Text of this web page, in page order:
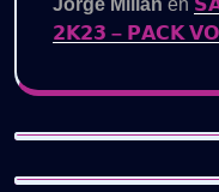
Jorge Millán en
𝟮𝗞𝟮𝟯 – 𝗣𝗔𝗖𝗞